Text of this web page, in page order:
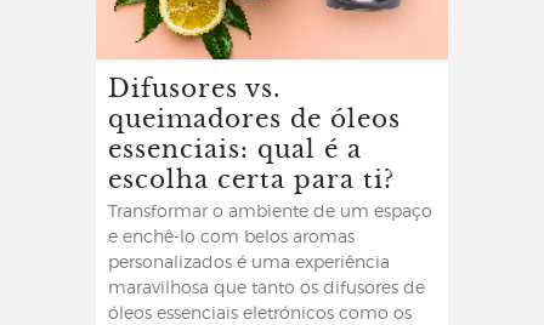
Difusores vs.
queimadores de óleos
essenciais: qual é a
escolha certa para ti?
Transformar o ambiente de um espaço
e enchê-lo com belos aromas
personalizados é uma experiência
maravilhosa que tanto os difusores de
óleos essenciais eletrónicos como os